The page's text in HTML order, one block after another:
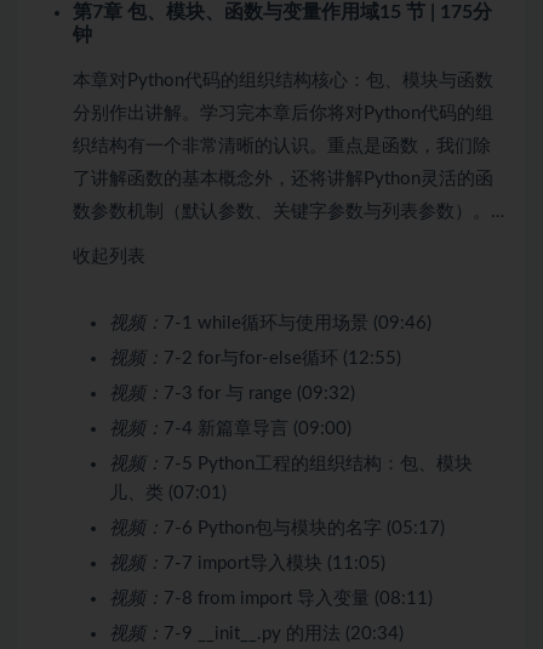
第7章 包、模块、函数与变量作用域15 节 | 175分
钟
本章对Python代码的组织结构核心：包、模块与函数
分别作出讲解。学习完本章后你将对Python代码的组
织结构有一个非常清晰的认识。重点是函数，我们除
了讲解函数的基本概念外，还将讲解Python灵活的函
数参数机制（默认参数、关键字参数与列表参数）。…
收起列表
视频： 7-1 while循环与使用场景 (09:46)
视频： 7-2 for与for-else循环 (12:55)
视频： 7-3 for 与 range (09:32)
视频： 7-4 新篇章导言 (09:00)
视频： 7-5 Python工程的组织结构：包、模块
儿、类 (07:01)
视频： 7-6 Python包与模块的名字 (05:17)
视频： 7-7 import导入模块 (11:05)
视频： 7-8 from import 导入变量 (08:11)
视频： 7-9 __init__.py 的用法 (20:34)